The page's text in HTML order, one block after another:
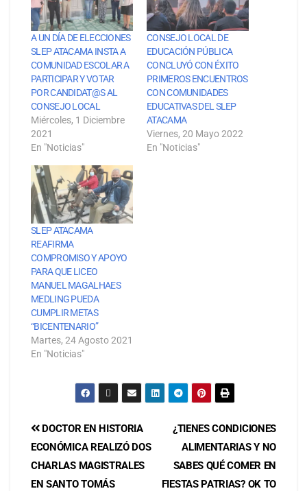
A UN DÍA DE ELECCIONES
SLEP ATACAMA INSTA A
COMUNIDAD ESCOLAR A
PARTICIPAR Y VOTAR
POR CANDIDAT@S AL
CONSEJO LOCAL
Miércoles, 1 Diciembre
2021
En "Noticias"
CONSEJO LOCAL DE
EDUCACIÓN PÚBLICA
CONCLUYÓ CON ÉXITO
PRIMEROS ENCUENTROS
CON COMUNIDADES
EDUCATIVAS DEL SLEP
ATACAMA
Viernes, 20 Mayo 2022
En "Noticias"
SLEP ATACAMA
REAFIRMA
COMPROMISO Y APOYO
PARA QUE LICEO
MANUEL MAGALHAES
MEDLING PUEDA
CUMPLIR METAS
“BICENTENARIO”
Martes, 24 Agosto 2021
En "Noticias"
¿TIENES CONDICIONES
ALIMENTARIAS Y NO
SABES QUÉ COMER EN
FIESTAS PATRIAS? OK TO
DOCTOR EN HISTORIA
ECONÓMICA REALIZÓ DOS
CHARLAS MAGISTRALES
EN SANTO TOMÁS